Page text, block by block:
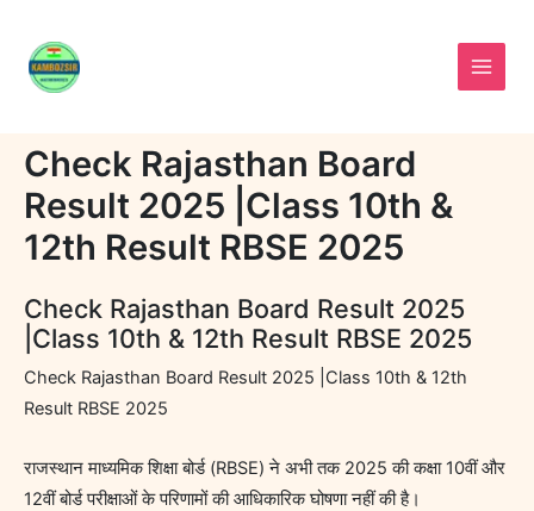
content
Check Rajasthan Board
Result 2025 |Class 10th &
12th Result RBSE 2025
Check Rajasthan Board Result 2025
|Class 10th & 12th Result RBSE 2025
Check Rajasthan Board Result 2025 |Class 10th & 12th
Result RBSE 2025
राजस्थान माध्यमिक शिक्षा बोर्ड (RBSE) ने अभी तक 2025 की कक्षा 10वीं और
12वीं बोर्ड परीक्षाओं के परिणामों की आधिकारिक घोषणा नहीं की है।